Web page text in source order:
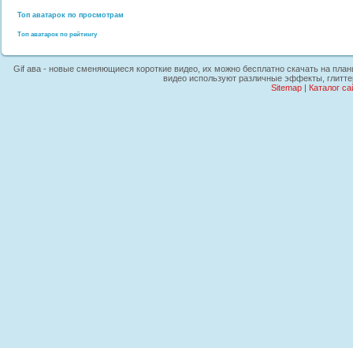
Топ аватарок по просмотрам
Топ аватарок по рейтингу
Gif ава - новые сменяющиеся короткие видео, их можно бесплатно скачать на
видео используют различные эффекты,
Sitemap| Каталог